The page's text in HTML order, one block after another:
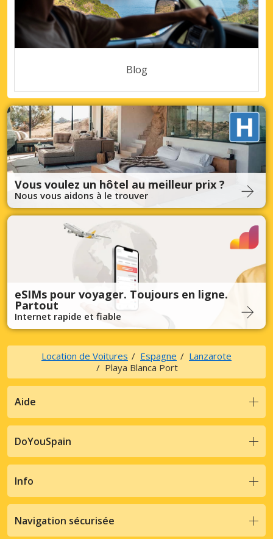
Blog
Vous voulez un hôtel au meilleur prix ?
Nous vous aidons à le trouver
eSIMs pour voyager. Toujours en ligne.
Partout
Internet rapide et fiable
Location de Voitures Espagne
Lanzarote
Playa Blanca Port
Aide
DoYouSpain
Info
Navigation sécurisée